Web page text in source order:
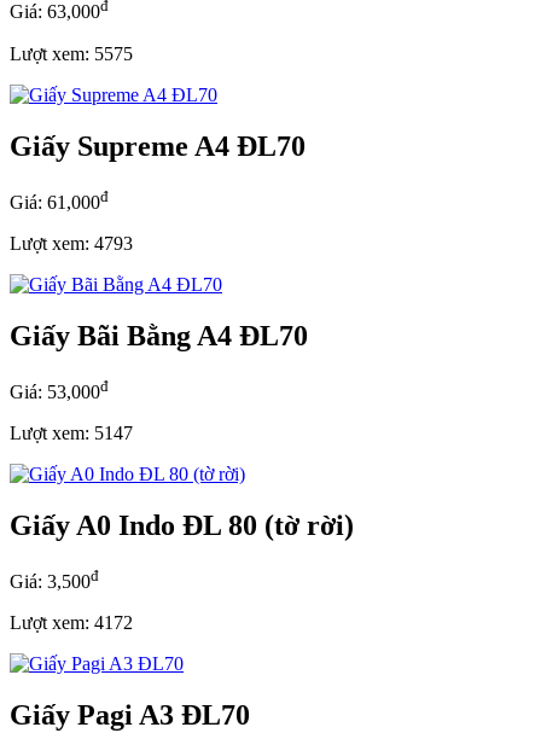
Giá: 63,000đ
Lượt xem: 5575
Giấy Supreme A4 ĐL70
Giá: 61,000đ
Lượt xem: 4793
Giấy Bãi Bằng A4 ĐL70
Giá: 53,000đ
Lượt xem: 5147
Giấy A0 Indo ĐL 80 (tờ rời)
Giá: 3,500đ
Lượt xem: 4172
Giấy Pagi A3 ĐL70